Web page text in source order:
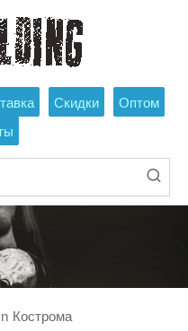
Скидки
Оптом
Кострома